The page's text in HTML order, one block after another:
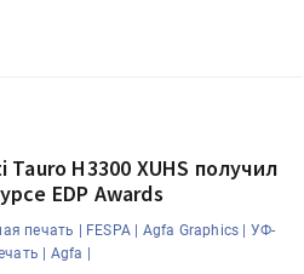
H3300 XUHS получил
EDP Awards
печать | FESPA | Agfa Graphics | УФ-
| Agfa |